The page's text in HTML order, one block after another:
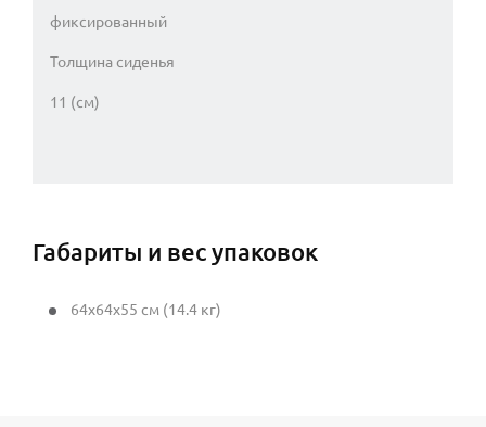
фиксированный
Толщина сиденья
11 (см)
Габариты и вес упаковок
64x64x55 см (14.4 кг)